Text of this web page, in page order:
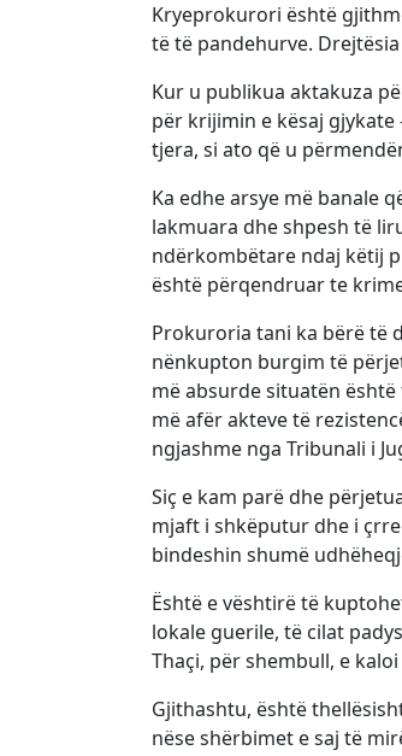
Kryeprokurori është
të të pandehurve.
Kur u publikua aktakuza
për krijimin e kësaj
tjera, si ato që u
Ka edhe arsye më banale
lakmuara dhe shpesh të
ndërkombëtare ndaj këtij
është përqendruar te
Prokuroria tani ka bërë të
nënkupton burgim të
më absurde situatën
më afër akteve të
ngjashme nga Tribunali i
Siç e kam parë dhe
mjaft i shkëputur dhe i
bindeshin shumë
Është e vështirë të
lokale guerile, të cilat
Thaçi, për shembull, e
Gjithashtu, është
nëse shërbimet e saj të